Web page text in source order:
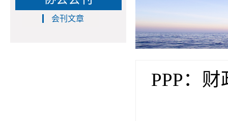
会刊文章
PPP：